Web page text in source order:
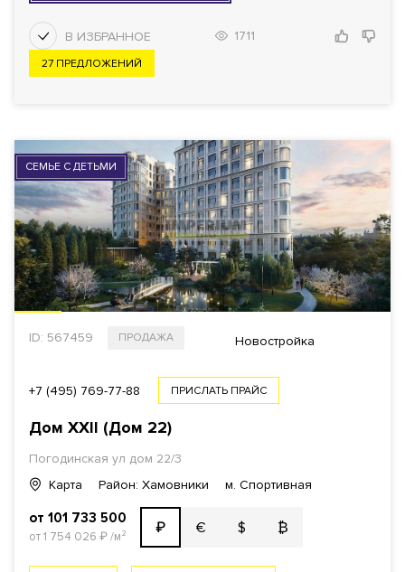
1711
27 ПРЕДЛОЖЕНИЙ
СЕМЬЕ С ДЕТЬМИ
ID: 567459 ПРОДАЖА Новостройка
+7 (495) 769-77-88 ПРИСЛАТЬ ПРАЙС
Дом XXII (Дом 22)
Погодинская ул дом 22/3
Карта
Район: Хамовники м. Спортивная
от 101 733 500
от 1 754 026 ₽/м² ₽ € $ ₿